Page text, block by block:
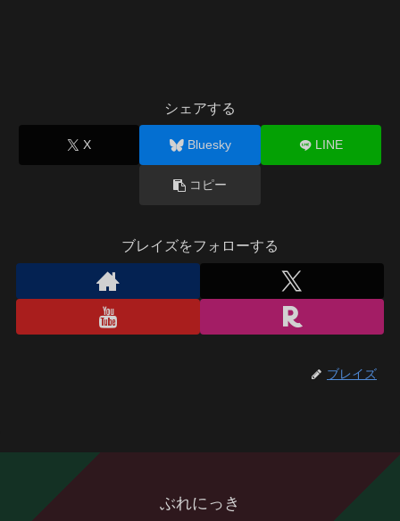
シェアする
X Bluesky LINE
コピー
ブレイズをフォローする
ブレイズ
ぶれにっき